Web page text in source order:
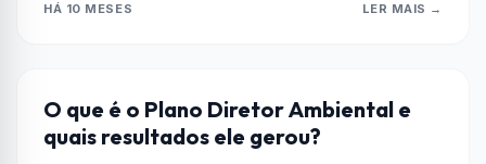
HÁ 10 MESES LER MAIS →
AÇÕES
O que é o Plano Diretor Ambiental e
quais resultados ele gerou?